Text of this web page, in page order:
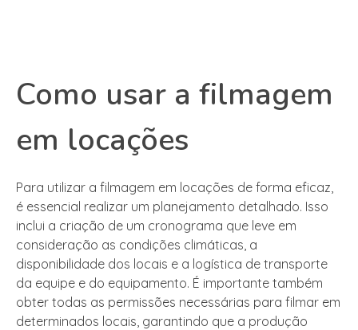
Como usar a filmagem
em locações
Para utilizar a filmagem em locações de forma eficaz,
é essencial realizar um planejamento detalhado. Isso
inclui a criação de um cronograma que leve em
consideração as condições climáticas, a
disponibilidade dos locais e a logística de transporte
da equipe e do equipamento. É importante também
obter todas as permissões necessárias para filmar em
determinados locais, garantindo que a produção